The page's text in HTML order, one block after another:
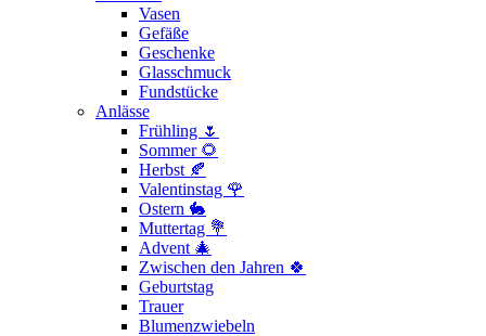
Vasen
Gefäße
Geschenke
Glasschmuck
Fundstücke
Anlässe
Frühling 🌷
Sommer 🌻
Herbst 🍂
Valentinstag 🌹
Ostern 🐇
Muttertag 💐
Advent 🎄
Zwischen den Jahren 🍀
Geburtstag
Trauer
Blumenzwiebeln